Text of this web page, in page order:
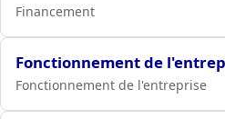
Financement
Fonctionnement de
Fonctionnement de l'entreprise